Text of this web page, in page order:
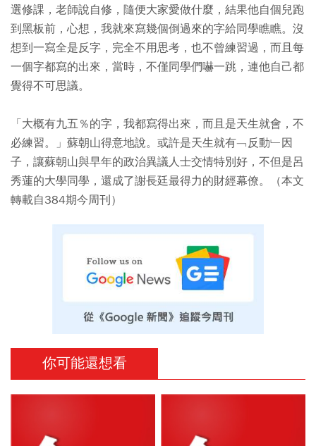
選修課，老師說自修，隨便大家愛做什麼，結果他自個兒跑
到黑板前，心想，我就來寫幾個倒過來的字給同學瞧瞧。沒
想到一寫全是反字，完全不用思考，也不曾練習過，而且每
一個字都寫的出來，當時，不僅同學們嚇一跳，連他自己都
覺得不可思議。
「大概有九五％的字，我都寫得出來，而且是天生就會，不
必練習。」蘇朝山得意地說。或許是天生就有﹁反動﹂因
子，讓蘇朝山與早年的政治異議人士交情特別好，不但是呂
秀蓮的大學同學，還成了謝長廷最得力的財經幕僚。（本文
轉載自384期今周刊）
你可能還想看